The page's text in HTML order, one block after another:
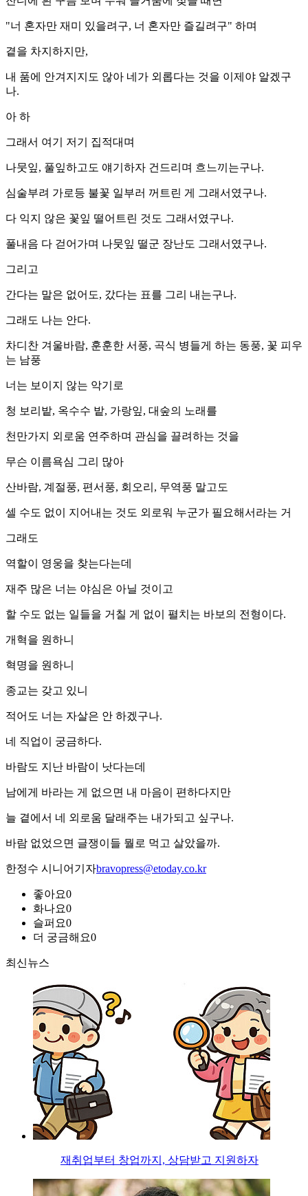
"너 혼자만 재미 있을려구, 너 혼자만 즐길려구" 하며
곁을 차지하지만,
내 품에 안겨지지도 않아 네가 외롭다는 것을 이제야 알겠구
나.
아 하
그래서 여기 저기 집적대며
나뭇잎, 풀잎하고도 얘기하자 건드리며 흐느끼는구나.
심술부려 가로등 불꽃 일부러 꺼트린 게 그래서였구나.
다 익지 않은 꽃잎 떨어트린 것도 그래서였구나.
풀내음 다 걷어가며 나뭇잎 떨군 장난도 그래서였구나.
그리고
간다는 말은 없어도, 갔다는 표를 그리 내는구나.
그래도 나는 안다.
차디찬 겨울바람, 훈훈한 서풍, 곡식 병들게 하는 동풍, 꽃 피우
는 남풍
너는 보이지 않는 악기로
청 보리밭, 옥수수 밭, 가랑잎, 대숲의 노래를
천만가지 외로움 연주하며 관심을 끌려하는 것을
무슨 이름욕심 그리 많아
산바람, 계절풍, 편서풍, 회오리, 무역풍 말고도
셀 수도 없이 지어내는 것도 외로워 누군가 필요해서라는 거
그래도
역할이 영웅을 찾는다는데
재주 많은 너는 야심은 아닐 것이고
할 수도 없는 일들을 거칠 게 없이 펼치는 바보의 전형이다.
개혁을 원하니
혁명을 원하니
종교는 갖고 있니
적어도 너는 자살은 안 하겠구나.
네 직업이 궁금하다.
바람도 지난 바람이 낫다는데
남에게 바라는 게 없으면 내 마음이 편하다지만
늘 곁에서 네 외로움 달래주는 내가되고 싶구나.
바람 없었으면 글쟁이들 뭘로 먹고 살았을까.
한정수 시니어기자bravopress@etoday.co.kr
좋아요0
화나요0
슬퍼요0
더 궁금해요0
최신뉴스
재취업부터 창업까지, 상담받고 지원하자